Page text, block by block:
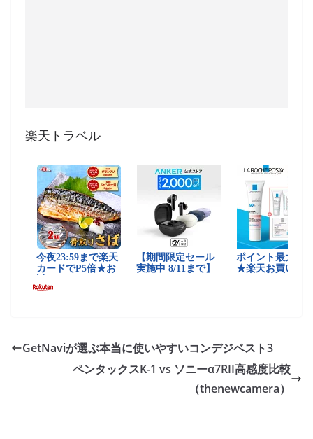
楽天トラベル
GetNaviが選ぶ本当に使いやすいコンデジベスト3
ペンタックスK-1 vs ソニーα7RII高感度比較
（thenewcamera）